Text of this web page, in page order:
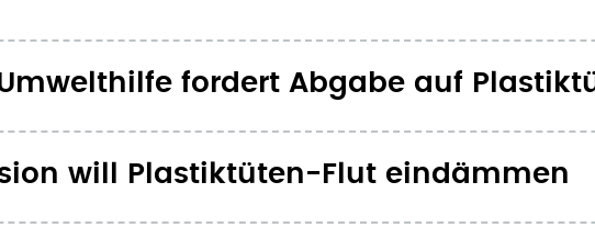
fordert Abgabe auf
will Plastiktüten-Flut eindämmen